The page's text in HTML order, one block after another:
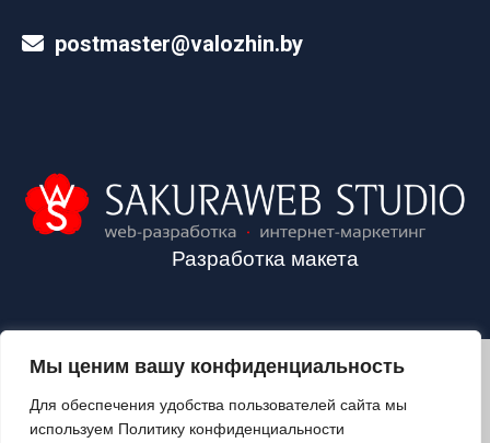
Мы ценим вашу конфиденциальность
Для обеспечения удобства пользователей сайта мы
используем Политику конфиденциальности
postmaster@valozhin.by
Разработка макета
2024©VALOZHIN.BY - НОВОСТИ ВОЛОЖИНСКОГО РАЙОНА